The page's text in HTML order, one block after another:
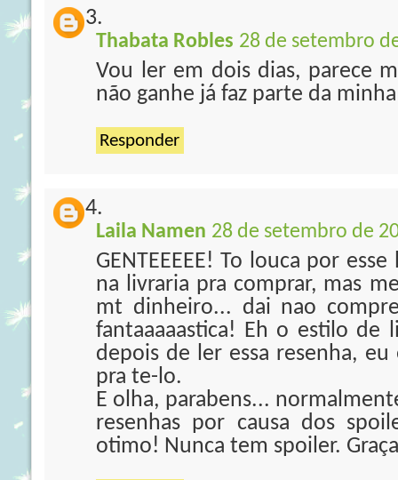
Thabata Robles 28 de setembro
Vou ler em dois dias, parece
não ganhe já faz parte da
Responder
Laila Namen 28 de setembro de
GENTEEEEE! To louca por
na livraria pra comprar, mas
mt dinheiro... dai nao
fantaaaaastica! Eh o estilo de
depois de ler essa resenha,
pra te-lo.
E olha, parabens...
resenhas por causa dos
otimo! Nunca tem spoiler.